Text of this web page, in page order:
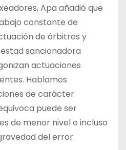
Apa añadió que
constante de
de árbitros y
sancionadora
actuaciones
Hablamos
de carácter
puede ser
de menor nivel o incluso
del error.